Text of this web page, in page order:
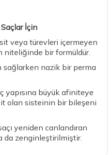
İçin
veya türevleri içermeyen
niteliğinde bir formüldür.
sağlarken nazik bir perma
yapısına büyük afiniteye
olan sisteinin bir bileşeni
yeniden canlandıran
da zenginleştirilmiştir.